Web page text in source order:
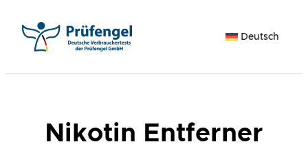
Inhalt
springen
Deutsch
Nikotin Entferner